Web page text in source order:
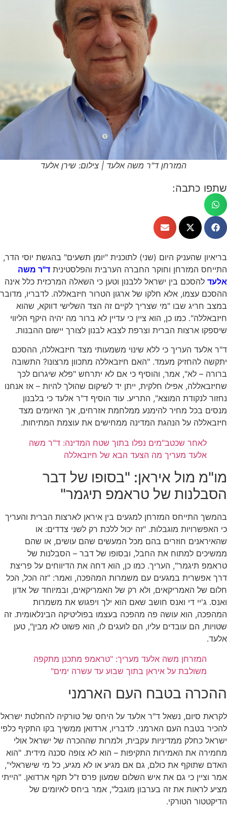
המזרחן ד"ר משה אלעד | צילום: שירן אלעד
שתפו כתבה:
בריאיון שהעניק היום (שני) לתוכנית "יומן תשעים" בהגשת יוסי הדר,
התייחס המזרחן וחוקר החברה הערבית והפלסטינית ד"ר משה
אלעד להסכם בין ישראל ללבנון וטען כי השאלה המרכזית כלל אינה
ההסכם עצמו, אלא חלקו של ארגון הטרור חיזבאללה. לדבריו, מדובר
במצב חריג שבו "מי שצריך לקיים זה הצד השלישי דווקא, שהוא
חיזבאללה". כמו כן, הוא ציין כי עדיין לא ברור מה יהיה היקף הליווי
שיספקו ארצות הברית וצרפת לצבא לבנון לצורך יישום ההבנות.
ד"ר אלעד העריך כי ללא שינוי משמעותי מצד חיזבאללה, ההסכם
יתקשה להחזיק מעמד. "האם חיזבאללה מתכוון מרצונו? התשובה
ברורה – לא", אמר, והוסיף כי אם לא יתרחש "פלא שיגרום לכך
שחיזבאללה, אפילו חלקית, ייתן יד לשיקום שהולך להיות – אז אנחנו
נחזור לנקודת המוצא", התריע. עוד הוסיף ד"ר אלעד כי בלבנון
מנסים בכל מחיר להימנע ממלחמת אזרחים, אך האיומים מצד
חיזבאללה על הנהגת המדינה ממחישים את עוצמת המתיחות.
לאחר שכטב"מים נפלו בתוך שטח המדינה: ד"ר משה
אלעד מעריך מה הצעד הבא של חיזבאללה
מו"מ מול איראן: "בסופו של דבר
הסבלנות של טראמפ תיגמר"
בהמשך התייחס המזרחן למגעים בין איראן לארצות הברית והעריך
כי האפשרויות מוגבלות. "זה יכול ללכת רק לשני צדדים: או
שהאיראנים חוזרים בהם מכל המעשים שהם עושים, או שהם
ממשיכים למתוח את החבל, ובסופו של דבר – הסבלנות של
טראמפ תיגמר", העריך. כמו כן, הוא דחה את הדיווחים על פריצת
דרך אפשרית במגעים עם משמרות המהפכה, ואמר: "זה הכל, הכל
חלום של האמריקאים, ולא רק של האמריקאים, ובמיוחד של אדון
ואנס. ג'יי די ואנס חושב שאם הוא ילך ויפגוש את משמרות
המהפכה, הוא עושה פה מהפכה בעצמו בפוליטיקה הבינלאומית. זה
שטויות, הם עובדים עליו, הם לועגים לו, הוא פשוט לא מבין", טען
אלעד.
המזרחן משה אלעד מעריך: "טראמפ מתכנן מתקפה
משולבת על איראן בתוך שבוע עד עשרה ימים"
ההכרה בטבח העם הארמני
לקראת סיום, נשאל ד"ר אלעד על היחס של טורקיה להחלטת ישראל
להכיר בטבח העם הארמני. לדבריו, ארדואן ממשיך בקו התקיף כלפי
ישראל כחלק ממדיניות עקבית, ולמרות שההכרה של ישראל אולי
מחמירה את האמירות התקיפות – הוא לא צופה סכנה מידית. "הוא
האדם שתוקף את כולם, גם אם מגיע או לא מגיע, כל מי שישראלי",
אמר וציין כי גם את איש השלום שמעון פרס ז"ל תקף ארדואן. "הייתי
מציע לראות את זה בערבון מוגבל", אמר ביחס לאיומים של
הדיקטטור הטורקי.